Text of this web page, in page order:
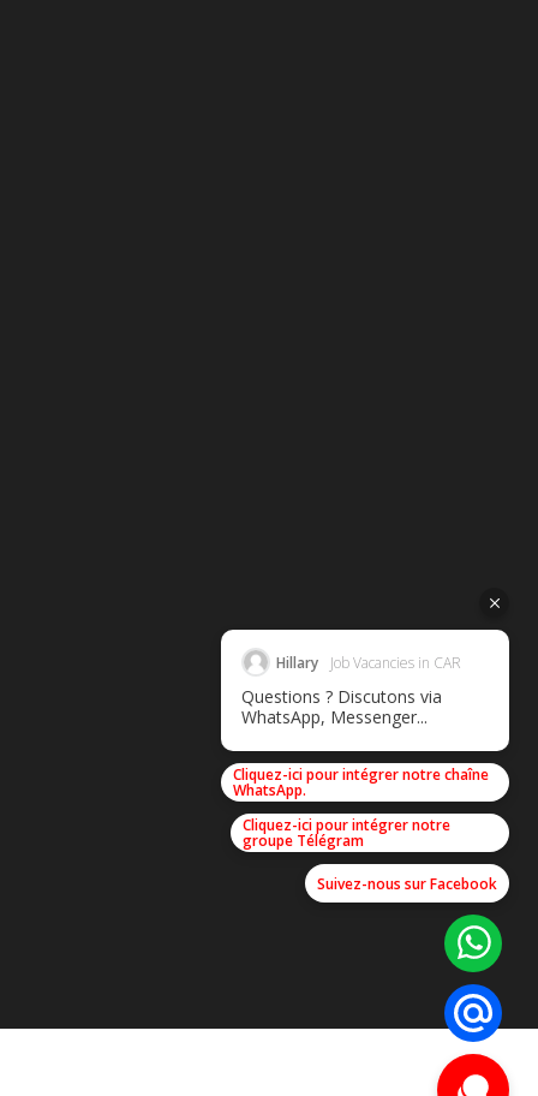
Hillary Job Vacancies in CAR
Questions ? Discutons via
WhatsApp, Messenger...
Cliquez-ici pour intégrer notre chaîne
WhatsApp.
Cliquez-ici pour intégrer notre
groupe Télégram
Suivez-nous sur Facebook